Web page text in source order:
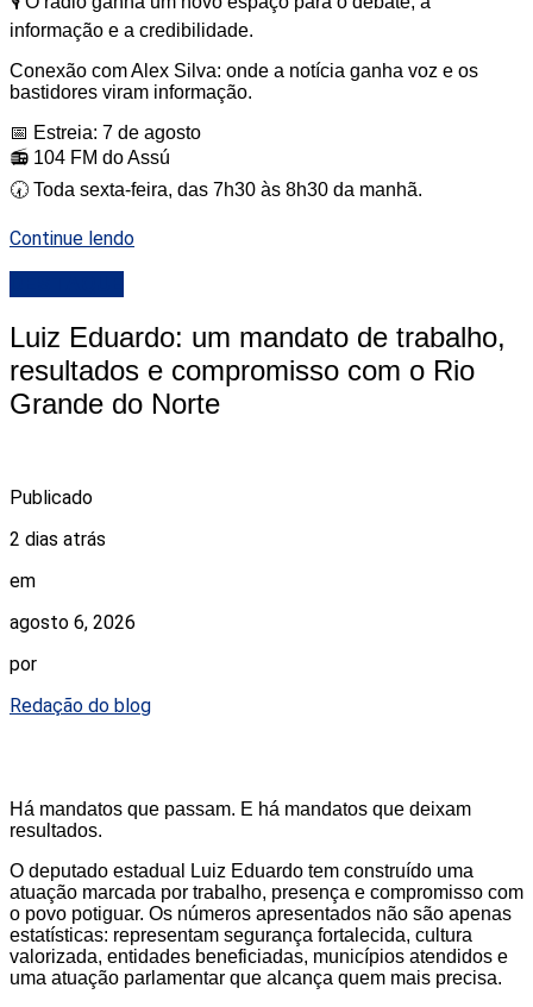
informação e a credibilidade.
Conexão com Alex Silva: onde a notícia ganha voz e os
bastidores viram informação.
📅 Estreia: 7 de agosto
📻 104 FM do Assú
🕢 Toda sexta-feira, das 7h30 às 8h30 da manhã.
Continue lendo
Luiz Eduardo: um mandato de trabalho,
resultados e compromisso com o Rio
Grande do Norte
Publicado
2 dias atrás
em
agosto 6, 2026
por
Redação do blog
Há mandatos que passam. E há mandatos que deixam
resultados.
O deputado estadual Luiz Eduardo tem construído uma
atuação marcada por trabalho, presença e compromisso com
o povo potiguar. Os números apresentados não são apenas
estatísticas: representam segurança fortalecida, cultura
valorizada, entidades beneficiadas, municípios atendidos e
uma atuação parlamentar que alcança quem mais precisa.